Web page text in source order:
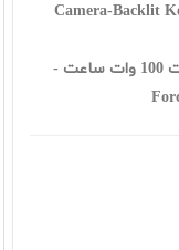
Camera-Backlit
باتری لیتیوم-پلیمری با ظرفیت 100 وات ساعت -